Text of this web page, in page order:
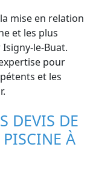
mise en relation
et les plus
le-Buat.
pour
et les
DEVIS DE
À